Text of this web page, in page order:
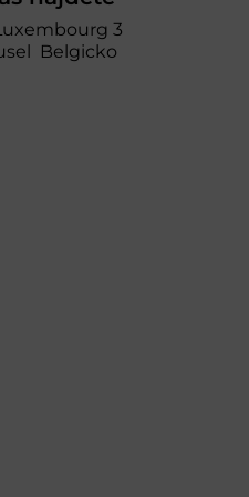
3
Belgicko